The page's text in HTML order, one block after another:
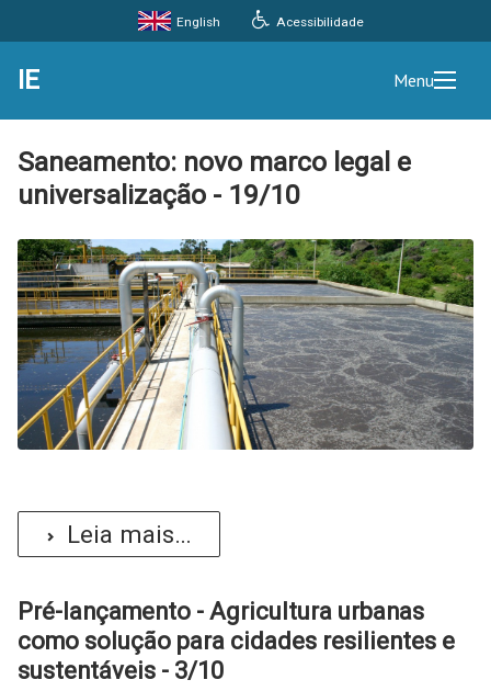
Acessibilidade
English
IE Menu
Saneamento: novo marco legal e
universalização - 19/10
Leia mais...
Pré-lançamento - Agricultura urbanas
como solução para cidades resilientes e
sustentáveis - 3/10